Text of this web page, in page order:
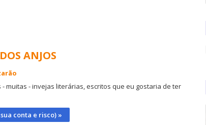
ANJOS
- muitas - invejas literárias, escritos que eu gostaria de ter
conta e risco) »